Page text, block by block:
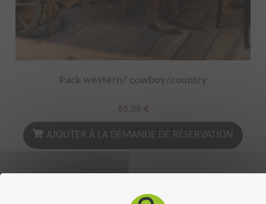
Pack western/ cowboy/country
85.00 €
AJOUTER À LA DEMANDE DE RÉSERVATION